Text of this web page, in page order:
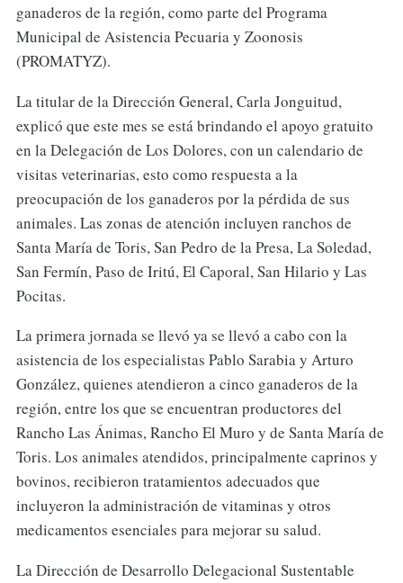
ganaderos de la región, como parte del Programa
Municipal de Asistencia Pecuaria y Zoonosis
(PROMATYZ).
La titular de la Dirección General, Carla Jonguitud,
explicó que este mes se está brindando el apoyo gratuito
en la Delegación de Los Dolores, con un calendario de
visitas veterinarias, esto como respuesta a la
preocupación de los ganaderos por la pérdida de sus
animales. Las zonas de atención incluyen ranchos de
Santa María de Toris, San Pedro de la Presa, La Soledad,
San Fermín, Paso de Iritú, El Caporal, San Hilario y Las
Pocitas.
La primera jornada se llevó ya se llevó a cabo con la
asistencia de los especialistas Pablo Sarabia y Arturo
González, quienes atendieron a cinco ganaderos de la
región, entre los que se encuentran productores del
Rancho Las Ánimas, Rancho El Muro y de Santa María de
Toris. Los animales atendidos, principalmente caprinos y
bovinos, recibieron tratamientos adecuados que
incluyeron la administración de vitaminas y otros
medicamentos esenciales para mejorar su salud.
La Dirección de Desarrollo Delegacional Sustentable